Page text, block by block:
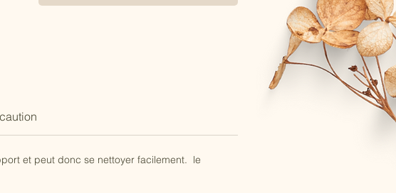
et peut donc se nettoyer facilement. le